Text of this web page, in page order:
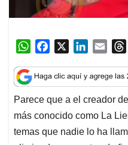
W
a
t
s
A
p
c
e
b
o
o
n
k
e
d
I
a
i
l
Parece que a el creador
más conocido como La
temas que nadie lo ha